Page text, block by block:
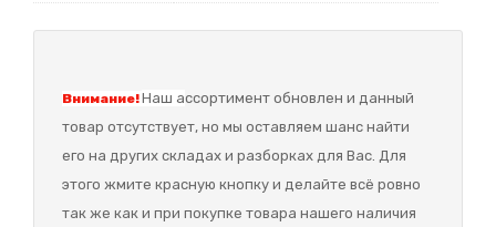
Внимание!Наш ассортимент обновлен и данный
товар отсутствует, но мы оставляем шанс найти
его на других складах и разборках для Вас. Для
этого жмите красную кнопку и делайте всё ровно
так же как и при покупке товара нашего наличия